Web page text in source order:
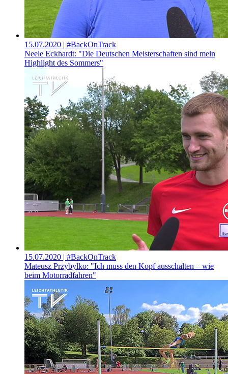
15.07.2020 | #BackOnTrack
Neele Eckhardt: "Die Deutschen Meisterschaften sind mein
Highlight des Sommers"
15.07.2020 | #BackOnTrack
Mateusz Przybylko: "Ich muss den Kopf ausschalten – wie
beim Motorradfahren"